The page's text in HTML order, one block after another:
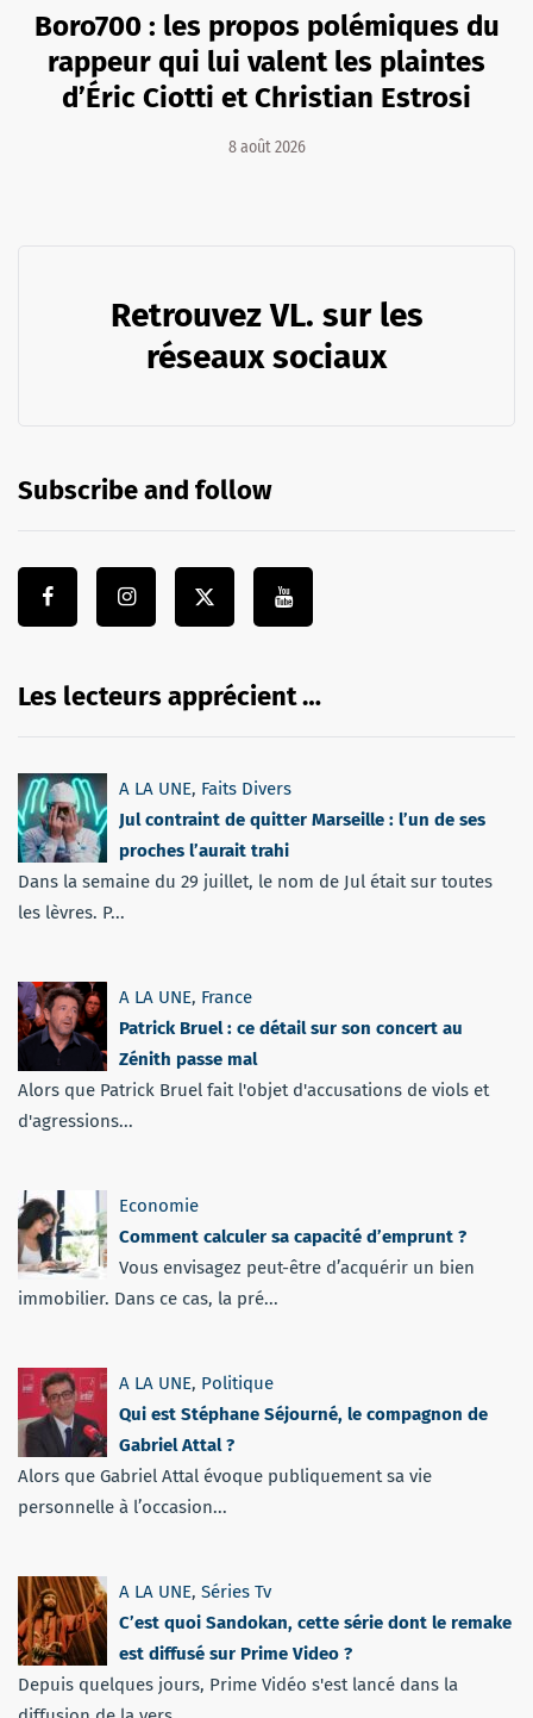
Boro700 : les propos polémiques du
rappeur qui lui valent les plaintes
d’Éric Ciotti et Christian Estrosi
8 août 2026
Retrouvez VL. sur les
réseaux sociaux
Subscribe and follow
Les lecteurs apprécient …
A LA UNE, Faits Divers
Jul contraint de quitter Marseille : l’un de ses
proches l’aurait trahi
Dans la semaine du 29 juillet, le nom de Jul était sur toutes
les lèvres. P...
A LA UNE, France
Patrick Bruel : ce détail sur son concert au
Zénith passe mal
Alors que Patrick Bruel fait l'objet d'accusations de viols et
d'agressions...
Economie
Comment calculer sa capacité d’emprunt ?
Vous envisagez peut-être d’acquérir un bien
immobilier. Dans ce cas, la pré...
A LA UNE, Politique
Qui est Stéphane Séjourné, le compagnon de
Gabriel Attal ?
Alors que Gabriel Attal évoque publiquement sa vie
personnelle à l’occasion...
A LA UNE, Séries Tv
C’est quoi Sandokan, cette série dont le remake
est diffusé sur Prime Video ?
Depuis quelques jours, Prime Vidéo s'est lancé dans la